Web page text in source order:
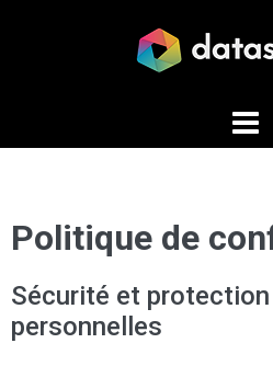
Politique de
Sécurité et
personnelles